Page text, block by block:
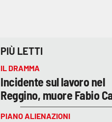
PIÙ LETTI
IL DRAMMA
Incidente sul lavoro nel
Reggino, muore Fabio
PIANO ALIENAZIONI